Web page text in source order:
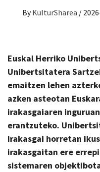
By KulturSharea /
Euskal Herriko
Unibertsitatera
emaitzen lehen
azken asteotan
irakasgaiaren
erantzuteko.
irakasgai horretan
irakasgaitan ere
sistemaren